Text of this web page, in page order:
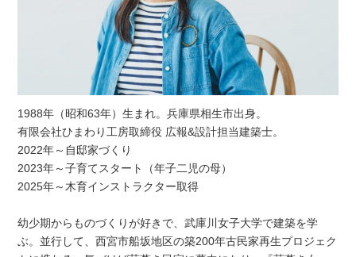
1988年（昭和63年）生まれ。兵庫県相生市出身。
有限会社ひまわり工房取締役 広報&設計担当建築士。
2022年～自邸家づくり
2023年～子育てスタート（年子二児の母）
2025年～木育インストラクター取得
幼少期からものづくりが好きで、武庫川女子大学で建築を学
ぶ。並行して、西宮市船坂地区の築200年古民家再生プロジェク